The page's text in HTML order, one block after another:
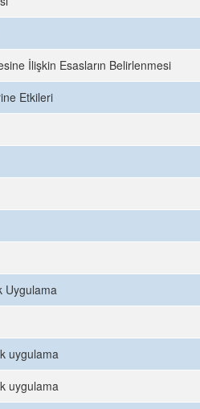
İlişkin Esasların Belirlenmesi
Etkileri
Uygulama
uygulama
uygulama